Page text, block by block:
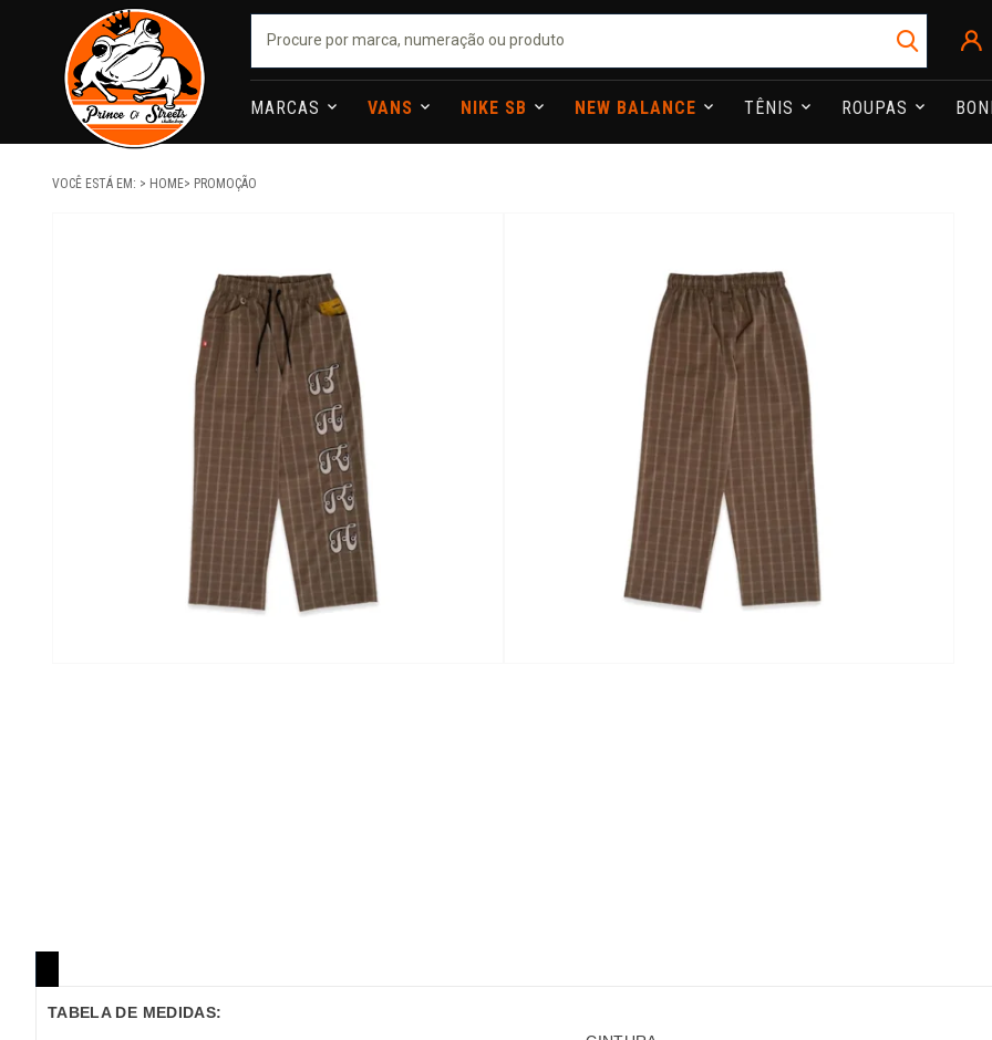
MARCAS VANS NIKE SB NEW BALANCE TÊNIS ROUPAS
VOCÊ ESTÁ EM: HOME PROMOÇÃO
TABELA DE MEDIDAS: